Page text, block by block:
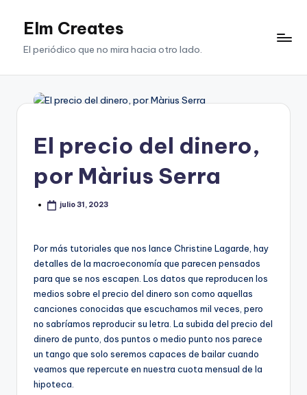
SaltarElm Creates
El periódico que no mira hacia otro lado.
El precio del dinero,
por Màrius Serra
julio 31, 2023
Por más tutoriales que nos lance Christine Lagarde, hay
detalles de la macroeconomía que parecen pensados
para que se nos escapen. Los datos que reproducen los
medios sobre el precio del dinero son como aquellas
canciones conocidas que escuchamos mil veces, pero
no sabríamos reproducir su letra. La subida del precio del
dinero de punto, dos puntos o medio punto nos parece
un tango que solo seremos capaces de bailar cuando
veamos que repercute en nuestra cuota mensual de la
hipoteca.